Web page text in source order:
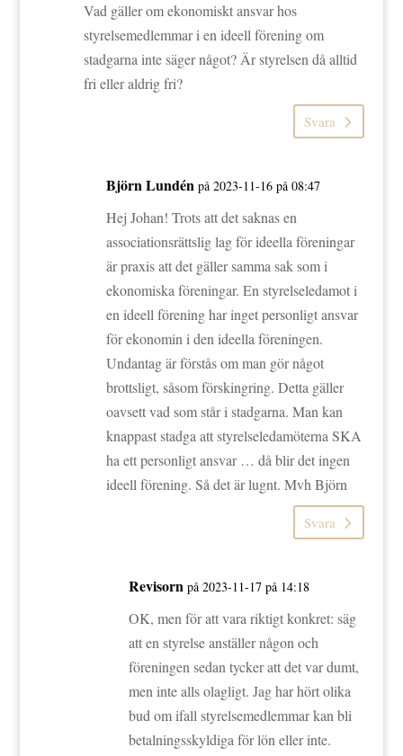
Vad gäller om ekonomiskt ansvar hos
styrelsemedlemmar i en ideell förening om
stadgarna inte säger något? Är styrelsen då alltid
fri eller aldrig fri?
Svara
Björn Lundén på 2023-11-16 på 08:47
Hej Johan! Trots att det saknas en
associationsrättslig lag för ideella föreningar
är praxis att det gäller samma sak som i
ekonomiska föreningar. En styrelseledamot i
en ideell förening har inget personligt ansvar
för ekonomin i den ideella föreningen.
Undantag är förstås om man gör något
brottsligt, såsom förskingring. Detta gäller
oavsett vad som står i stadgarna. Man kan
knappast stadga att styrelseledamöterna SKA
ha ett personligt ansvar … då blir det ingen
ideell förening. Så det är lugnt. Mvh Björn
Svara
Revisorn på 2023-11-17 på 14:18
OK, men för att vara riktigt konkret: säg
att en styrelse anställer någon och
föreningen sedan tycker att det var dumt,
men inte alls olagligt. Jag har hört olika
bud om ifall styrelsemedlemmar kan bli
betalningsskyldiga för lön eller inte.